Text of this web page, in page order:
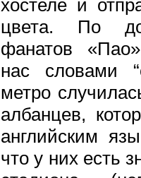
хостеле и
цвета. По
фанатов
нас словами
метро
албанцев,
английским
что у них есть